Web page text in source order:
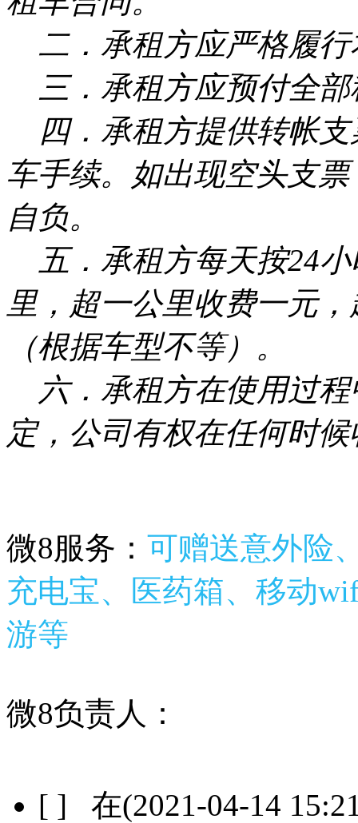
二．承租方应严格履行
三．承租方应预付全部
四．承租方提供转帐支
车手续。如出现空头支
自负。
五．承租方每天按24小
里，超一公里收费一元
（根据车型不等）。
六．承租方在使用过程
定，公司有权在任何时
微8服务： 可赠送意外险
充电宝、医药箱、移动
游等
微8负责人：
[ ] 在(2021-04-14